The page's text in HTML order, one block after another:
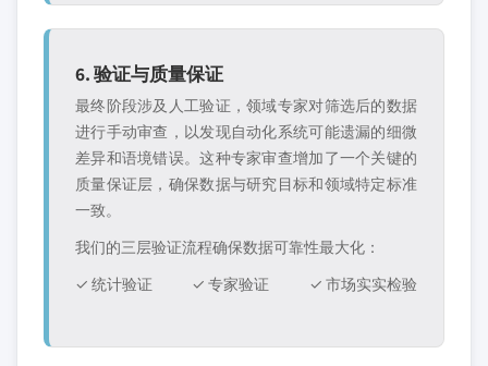
6. 验证与质量保证
最终阶段涉及人工验证，领域专家对筛选后的数据
进行手动审查，以发现自动化系统可能遗漏的细微
差异和语境错误。这种专家审查增加了一个关键的
质量保证层，确保数据与研究目标和领域特定标准
一致。
我们的三层验证流程确保数据可靠性最大化：
✓ 统计验证
✓ 专家验证 ✓ 市场实实检验